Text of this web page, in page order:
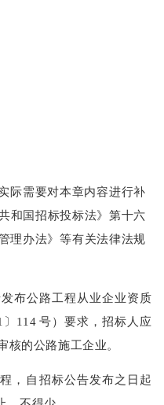
际需要对本章内容进行补
和国招标投标法》第十六
理办法》等有关法律法规
布公路工程从业企业资质
〕 114 号） 要求，招标人应
核的公路施工企业。
， 自招标公告发布之日起